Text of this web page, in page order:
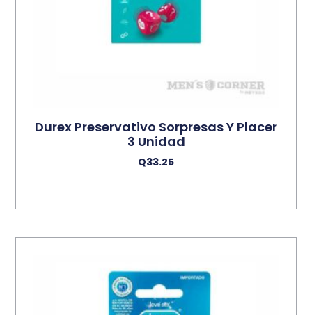
Durex Preservativo Sorpresas Y Placer
3 Unidad
Q33.25